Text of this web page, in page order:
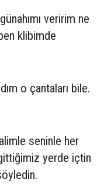
veririm ne
klibimde
o çantaları bile.
seninle her
yerde içtin